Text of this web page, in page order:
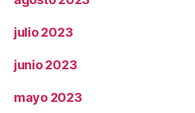
julio 2023
junio 2023
mayo 2023